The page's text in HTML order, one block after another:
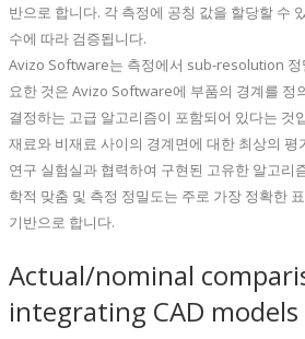
반으로 합니다. 각 측정에 공칭 값을 할당할 수
수에 따라 검증됩니다.
Avizo Software는 측정에서 sub-resolution 정
요한 것은 Avizo Software에 부품의 경계를 정
결정하는 고급 알고리즘이 포함되어 있다는
재료와 비재료 사이의 경계면에 대한 최상의 평
연구 실험실과 협력하여 구현된 고유한 알고리
학적 맞춤 및 측정 정밀도는 주로 가장 정확한
기반으로 합니다.
Actual/nominal
integrating CAD models